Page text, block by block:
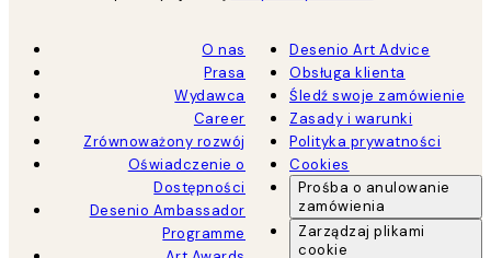
O nas
Prasa
Wydawca
Career
Zrównoważony rozwój
Oświadczenie o
Dostępności
Desenio Ambassador
Programme
Desenio Art Advice
Obsługa klienta
Śledź swoje zamówienie
Zasady i warunki
Polityka prywatności
Cookies
Prośba o anulowanie
zamówienia
Zarządzaj plikami
cookie